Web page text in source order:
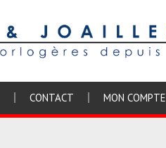
CONTACT MON COMPTE